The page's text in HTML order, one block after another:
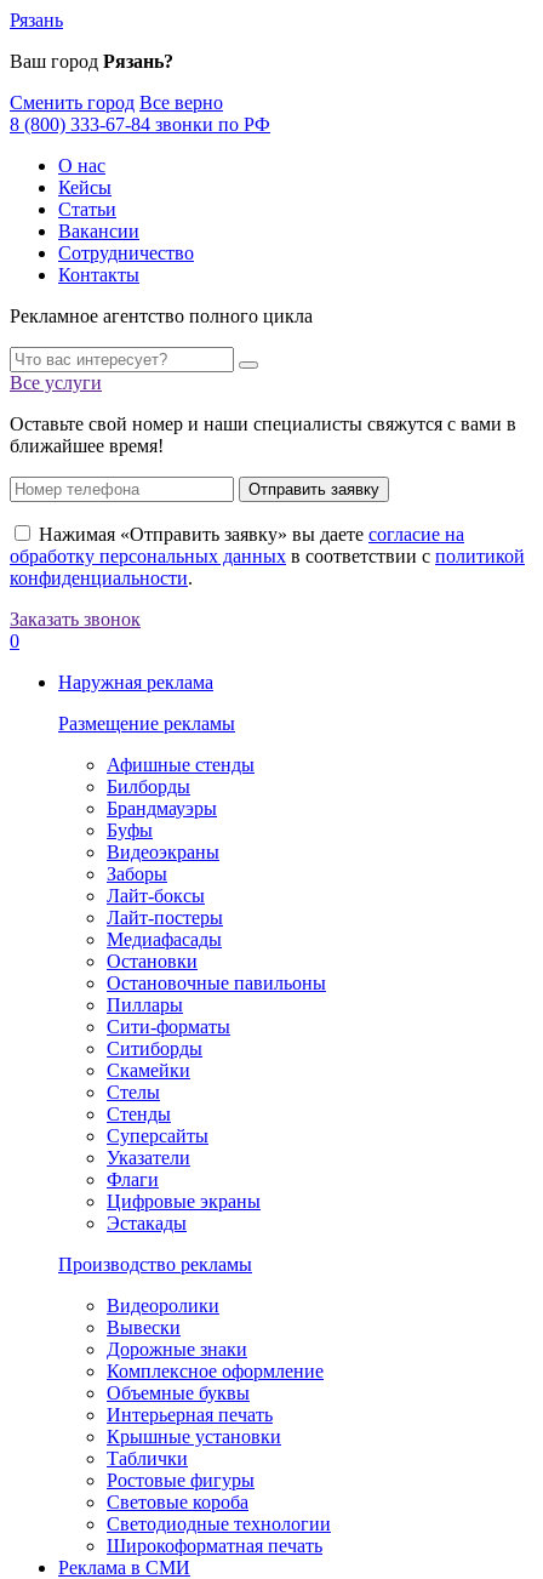
Рязань
Ваш город Рязань?
Сменить город Все верно
8 (800) 333-67-84 звонки по РФ
О нас
Кейсы
Статьи
Вакансии
Сотрудничество
Контакты
Рекламное агентство полного цикла
Все услуги
Оставьте свой номер и наши специалисты свяжутся с вами в
ближайшее время!
Отправить заявку
Нажимая «Отправить заявку» вы даете согласие на
обработку персональных данных в соответствии с политикой
конфиденциальности.
Заказать звонок
0
Наружная реклама
Размещение рекламы
Афишные стенды
Билборды
Брандмауэры
Буфы
Видеоэкраны
Заборы
Лайт-боксы
Лайт-постеры
Медиафасады
Остановки
Остановочные павильоны
Пиллары
Сити-форматы
Ситиборды
Скамейки
Стелы
Стенды
Суперсайты
Указатели
Флаги
Цифровые экраны
Эстакады
Производство рекламы
Видеоролики
Вывески
Дорожные знаки
Комплексное оформление
Объемные буквы
Интерьерная печать
Крышные установки
Таблички
Ростовые фигуры
Световые короба
Светодиодные технологии
Широкоформатная печать
Реклама в СМИ